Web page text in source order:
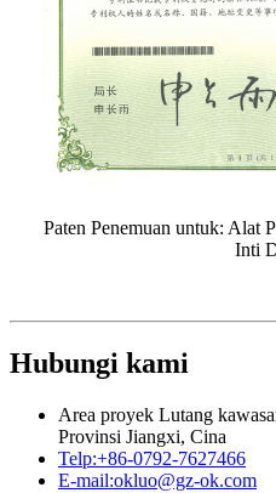
Paten Penemuan untuk: Alat
Inti
Hubungi kami
Area proyek Lutang
Provinsi Jiangxi, Cina
Telp:+86-0792-7627466
E-mail:okluo@gz-ok.com